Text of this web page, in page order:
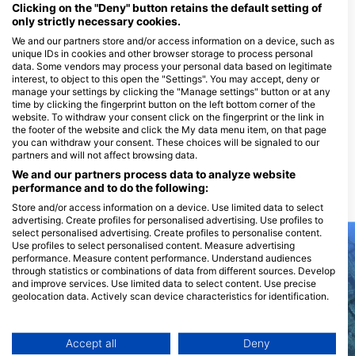
Aquanautic Elba
Loc. Morcone 33, 57031 Capoliveri,
LI - ИТАЛИ
Funny Diving GmbH,
Tauchcontainer.ch
Bahnhofstrasse 4, 4142
Muenchenstein, ШВАЈЦАРСКА
Ронилачке локације у близини
Clicking on the "Deny" button retains the default setting of
only strictly necessary cookies.
We and our partners store and/or access information on a device, such as
unique IDs in cookies and other browser storage to process personal
data. Some vendors may process your personal data based on legitimate
interest, to object to this open the "Settings". You may accept, deny or
manage your settings by clicking the "Manage settings" button or at any
time by clicking the fingerprint button on the left bottom corner of the
website. To withdraw your consent click on the fingerprint or the link in
the footer of the website and click the My data menu item, on that page
you can withdraw your consent. These choices will be signaled to our
partners and will not affect browsing data.
We and our partners process data to analyze website
performance and to do the following:
Store and/or access information on a device. Use limited data to select
advertising. Create profiles for personalised advertising. Use profiles to
select personalised advertising. Create profiles to personalise content.
Use profiles to select personalised content. Measure advertising
performance. Measure content performance. Understand audiences
through statistics or combinations of data from different sources. Develop
and improve services. Use limited data to select content. Use precise
geolocation data. Actively scan device characteristics for identification.
Data may be shared outside of the European Union and send to the USA.
Accept all Deny